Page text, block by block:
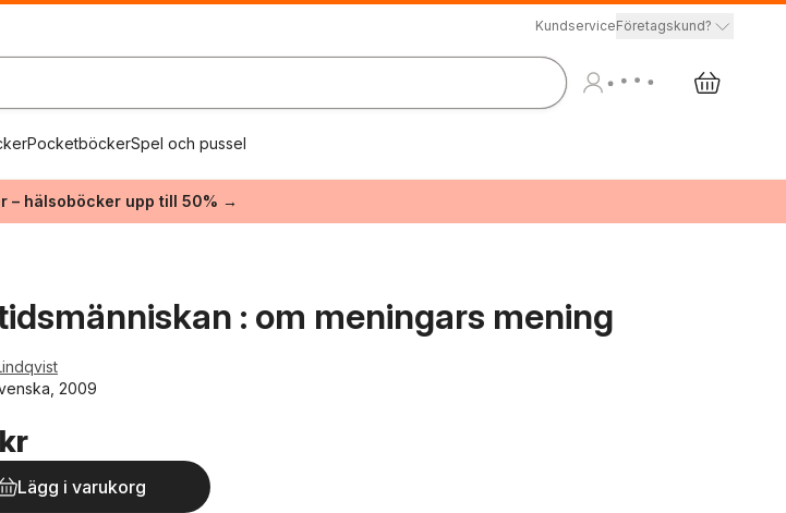
KundserviceFöretagskund?
PocketböckerSpel och pussel
– hälsoböcker upp till 50% →
: om meningars mening
2009
Lägg i varukorg